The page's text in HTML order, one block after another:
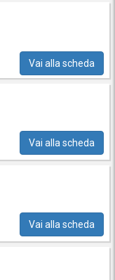
Vai alla scheda
Vai alla scheda
Vai alla scheda